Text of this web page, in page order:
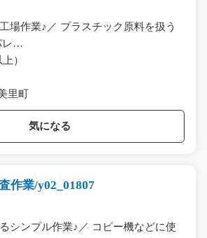
場作業♪／ プラスチック原料を扱う
レ…
）
里町
気になる
作業/y02_01807
シンプル作業♪／ コピー機などに使